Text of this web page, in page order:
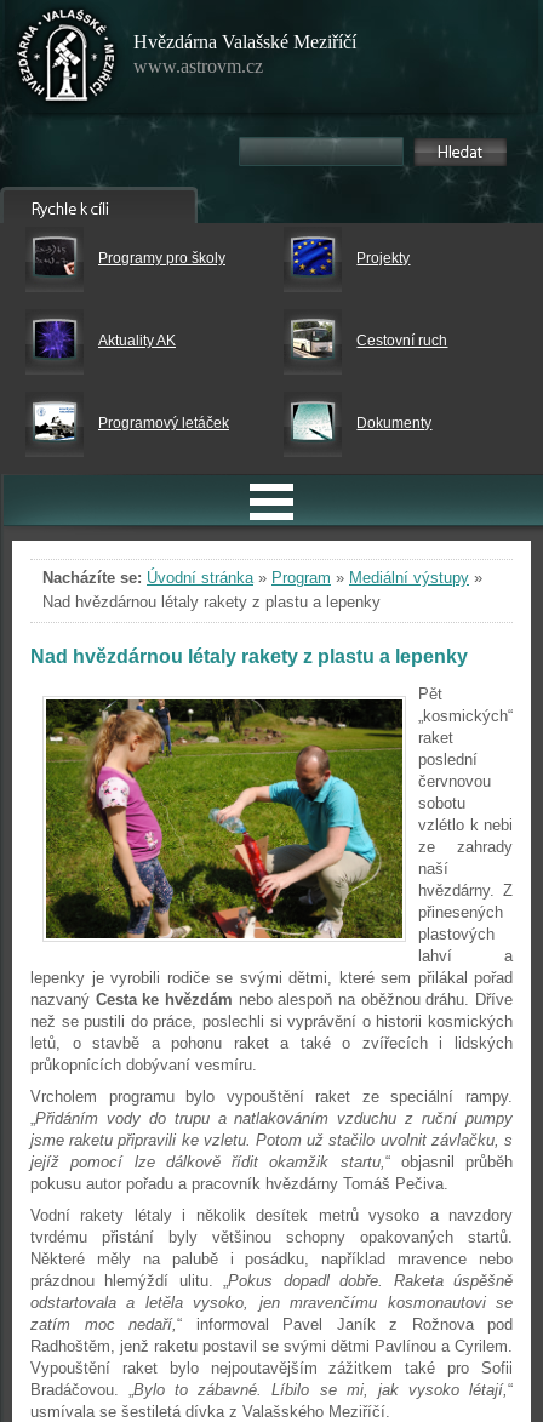
Hvězdárna Valašské Meziříčí
www.astrovm.cz
Programy pro školy Projekty
Aktuality AK Cestovní ruch
Programový letáček Dokumenty
Nacházíte se: Úvodní stránka» Program » Mediální výstupy »
Nad hvězdárnou létaly rakety z plastu a lepenky
Nad hvězdárnou létaly rakety z plastu a lepenky
Pět
„kosmických“
raket
poslední
červnovou
sobotu
vzlétlo k nebi
ze zahrady
naší
hvězdárny. Z
přinesených
plastových
lahví a
lepenky je vyrobili rodiče se svými dětmi, které sem přilákal pořad
nazvaný Cesta ke hvězdám nebo alespoň na oběžnou dráhu. Dříve
než se pustili do práce, poslechli si vyprávění o historii kosmických
letů, o stavbě a pohonu raket a také o zvířecích i lidských
průkopnících dobývaní vesmíru.
Vrcholem programu bylo vypouštění raket ze speciální rampy.
„Přidáním vody do trupu a natlakováním vzduchu z ruční pumpy
jsme raketu připravili ke vzletu. Potom už stačilo uvolnit závlačku, s
jejíž pomocí lze dálkově řídit okamžik startu,“ objasnil průběh
pokusu autor pořadu a pracovník hvězdárny Tomáš Pečiva.
Vodní rakety létaly i několik desítek metrů vysoko a navzdory
tvrdému přistání byly většinou schopny opakovaných startů.
Některé měly na palubě i posádku, například mravence nebo
prázdnou hlemýždí ulitu. „Pokus dopadl dobře. Raketa úspěšně
odstartovala a letěla vysoko, jen mravenčímu kosmonautovi se
zatím moc nedaří,“ informoval Pavel Janík z Rožnova pod
Radhoštěm, jenž raketu postavil se svými dětmi Pavlínou a Cyrilem.
Vypouštění raket bylo nejpoutavějším zážitkem také pro Sofii
Bradáčovou. „Bylo to zábavné. Líbilo se mi, jak vysoko létají,“
usmívala se šestiletá dívka z Valašského Meziříčí.